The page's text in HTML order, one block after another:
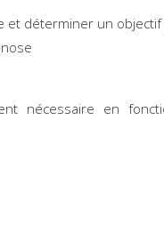
et déterminer un
nécessaire en